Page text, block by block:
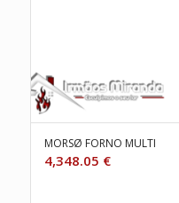
MORSØ FORNO MULTI
4,348.05 €